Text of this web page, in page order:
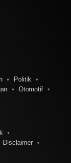
Politik
Otomotif
Disclaimer